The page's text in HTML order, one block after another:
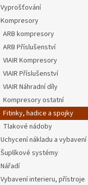
Vyprošťování
Kompresory
ARB kompresory
ARB Příslušenství
VIAIR Kompresory
VIAIR Příslušenství
VIAIR Náhradní díly
Kompresory ostatní
Fitinky, hadice a spojky
Tlakové nádoby
Uchycení nákladu a vybavení
Šuplíkové systémy
Nářadí
Vybavení interieru, přístroje